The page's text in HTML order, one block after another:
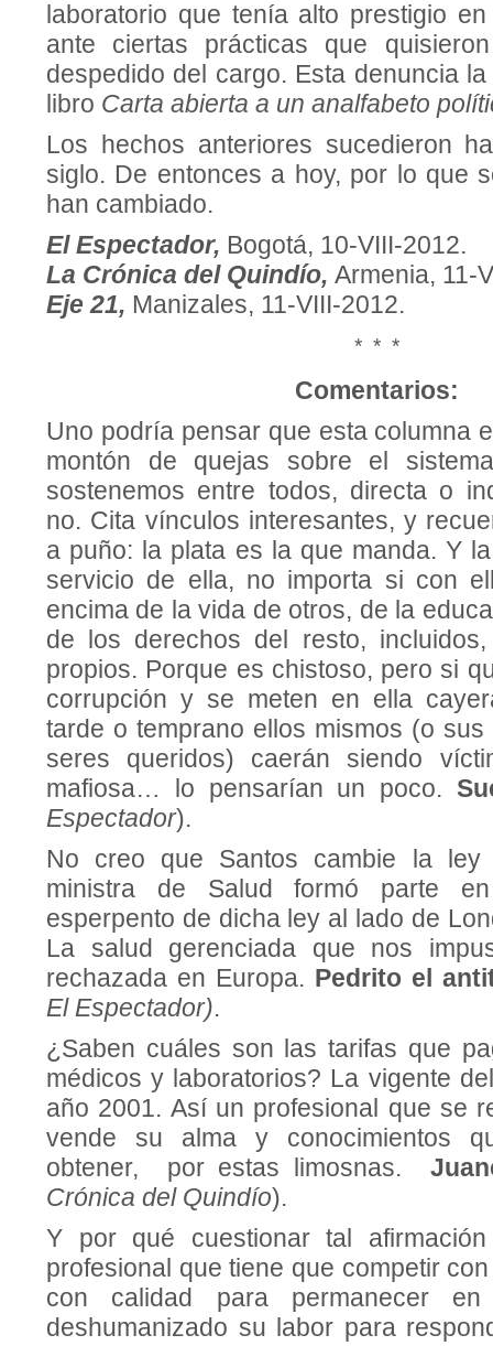
laboratorio que tenía alto prestigio
ante ciertas prácticas que
despedido del cargo. Esta denuncia
libro Carta abierta a un analfabeto
Los hechos anteriores sucedieron
siglo. De entonces a hoy, por lo que
han cambiado.
El Espectador, Bogotá, 10-VIII-2012.
La Crónica del Quindío, Armenia, 11-
Eje 21, Manizales, 11-VIII-2012.
* * *
Comentarios:
Uno podría pensar que esta columna
montón de quejas sobre el
sostenemos entre todos, directa o
no. Cita vínculos interesantes, y
a puño: la plata es la que manda. Y
servicio de ella, no importa si con
encima de la vida de otros, de la
de los derechos del resto,
propios. Porque es chistoso, pero si
corrupción y se meten en ella
tarde o temprano ellos mismos (o sus
seres queridos) caerán siendo
mafiosa… lo pensarían un poco.
Espectador).
No creo que Santos cambie la
ministra de Salud formó parte
esperpento de dicha ley al lado de
La salud gerenciada que nos
rechazada en Europa. Pedrito el
El Espectador).
¿Saben cuáles son las tarifas que
médicos y laboratorios? La vigente
año 2001. Así un profesional que se
vende su alma y conocimientos
obtener, por estas limosnas.
Crónica del Quindío).
Y por qué cuestionar tal
profesional que tiene que competir
con calidad para permanecer
deshumanizado su labor para